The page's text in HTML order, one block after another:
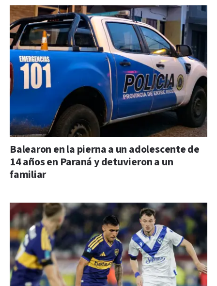
Balearon en la pierna a un adolescente de
14 años en Paraná y detuvieron a un
familiar